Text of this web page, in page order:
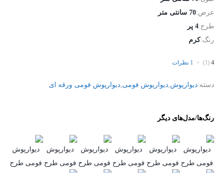
عرض:70 سانتی متر
طرح:4 پر
رنگ:کرم
4
(1) 1 نظرات
دسته:دیوارپوش دیوارپوش فومی دیوارپوش فومی ورقه ای
رنگ‌ها/مدل‌های دیگر